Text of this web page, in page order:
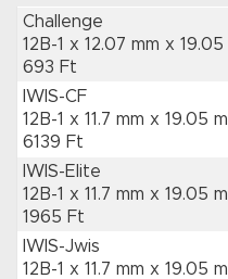
Challenge
12B-1 x 12.07 mm x 19.05
693 Ft
IWIS-CF
12B-1 x 11.7 mm x 19.05
6139 Ft
IWIS-Elite
12B-1 x 11.7 mm x 19.05
1965 Ft
IWIS-Jwis
12B-1 x 11.7 mm x 19.05